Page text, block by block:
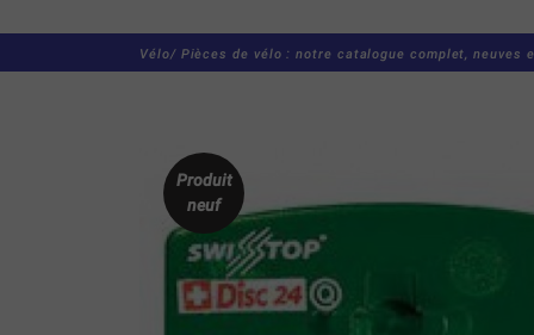
Vélo/ Pièces de vélo : notre catalogue complet, neuves
Produit
neuf